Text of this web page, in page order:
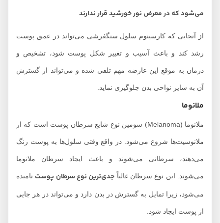
می‌شود که در معرض نور خورشید قرار ندارند.
از آنجایی که کارسینوم سلول سنگفرشی می‌تواند در عمق پوست
رشد کند و باعث آسیب و تغییر شکل پوست شود، تشخیص و
درمان به موقع این عارضه مهم تلقی شده و می‌تواند از گسترش
آن به سایر نواحی بدن جلوگیری نماید.
ملانوما
ملانوما (Melanoma) سومین نوع شایع سرطان پوست است که از
ملانوسیت‌ها شروع می‌شود. در واقع وقتی سلول‌ها به پوست رنگ
می‌دهند، سرطانی می‌شوند و باعث ایجاد سرطان ملانوما
می‌شوند. این نوع سرطان غالباً جدی‌ترین نوع سرطان پوستنامیده
می‌شود، زیرا تمایل به گسترش در بدن دارد و می‌تواند در هر جایی
از پوست ایجاد شود.